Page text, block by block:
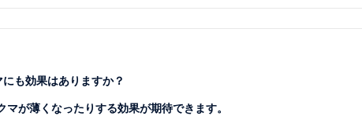
も効果はありますか？
が薄くなったりする効果が期待できます。